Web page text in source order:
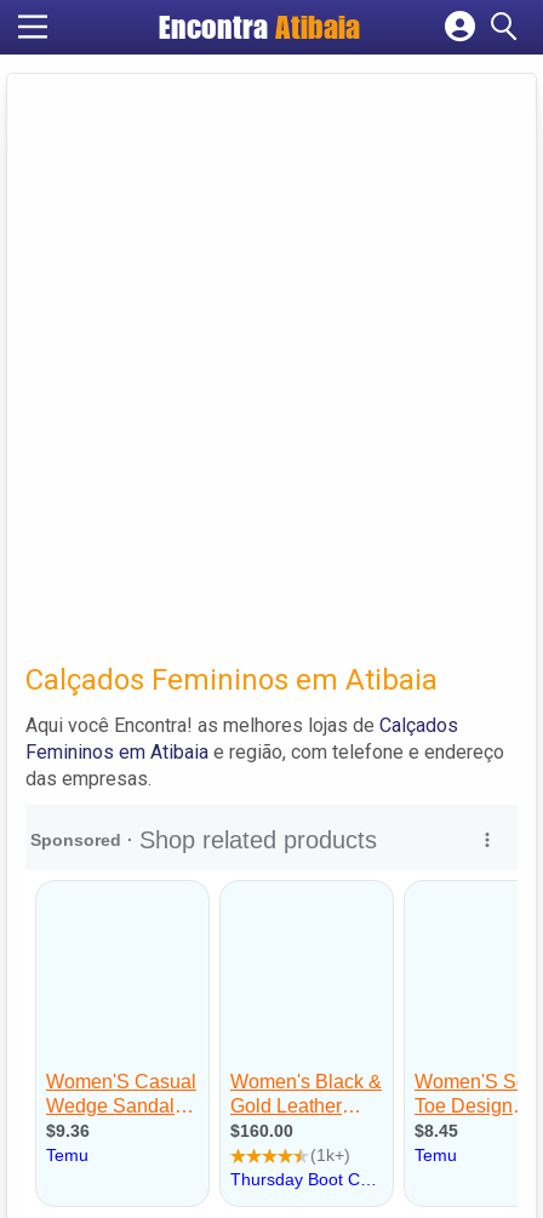
Encontra Atibaia
Cadastrar empresa
Calçados Femininos em Atibaia
Aqui você Encontra! as melhores lojas de Calçados
Femininos em Atibaia e região, com telefone e endereço
das empresas.